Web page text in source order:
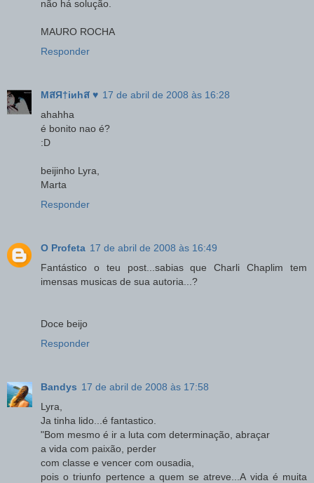
não há solução.
MAURO ROCHA
Responder
MสЯ†iиhส ♥ 17 de abril de 2008 às 16:28
ahahha
é bonito nao é?
:D
beijinho Lyra,
Marta
Responder
O Profeta 17 de abril de 2008 às 16:49
Fantástico o teu post...sabias que Charli Chaplim tem
imensas musicas de sua autoria...?
Doce beijo
Responder
Bandys 17 de abril de 2008 às 17:58
Lyra,
Ja tinha lido...é fantastico.
"Bom mesmo é ir a luta com determinação, abraçar
a vida com paixão, perder
com classe e vencer com ousadia,
pois o triunfo pertence a quem se atreve...A vida é muita